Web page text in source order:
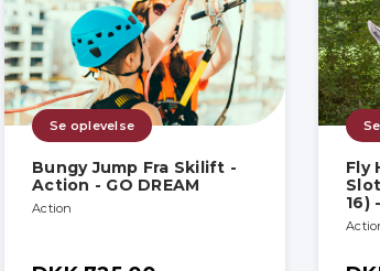
Se oplevelse
Bungy Jump Fra Skilift -
Action - GO DREAM
Action
Fly
16)